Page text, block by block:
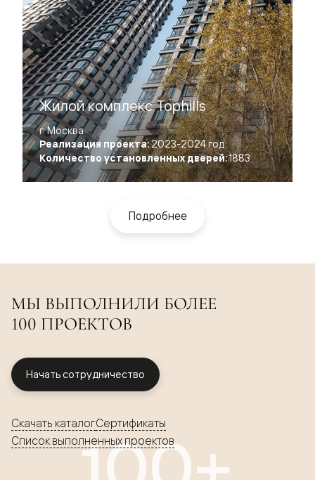
Жилой комплекс Tophills
г. Москва
Реализация проекта:2023-2024 год
Количество установленных дверей:1883
Подробнее
МЫ ВЫПОЛНИЛИ БОЛЕЕ
100 ПРОЕКТОВ
Начать сотрудничество
Скачать каталогСертификаты
Список выполненных проектов